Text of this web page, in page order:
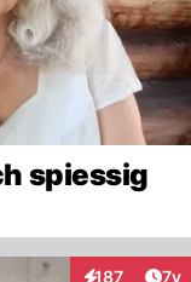
spiessig
187 7y